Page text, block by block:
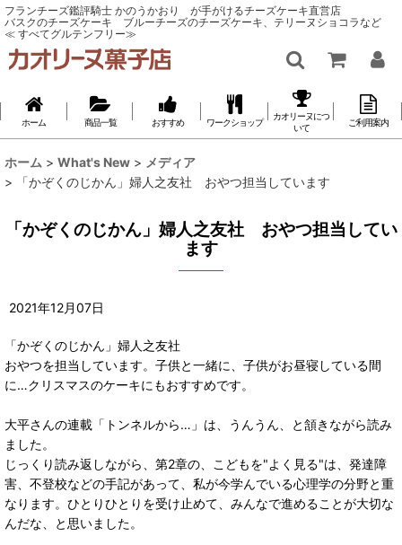
フランチーズ鑑評騎士 かのうかおり が手がけるチーズケーキ直営店
バスクのチーズケーキ ブルーチーズのチーズケーキ、テリーヌショコラなど
≪ すべてグルテンフリー≫
ホーム 商品一覧 おすすめ ワークショップ
カオリーヌにつ
いて
ご利用案内
ホーム > What's New > メディア
>
「かぞくのじかん」婦人之友社 おやつ担当しています
「かぞくのじかん」婦人之友社 おやつ担当してい
ます
2021年12月07日
「かぞくのじかん」婦人之友社
おやつを担当しています。子供と一緒に、子供がお昼寝している間
に…クリスマスのケーキにもおすすめです。
大平さんの連載「トンネルから…」は、うんうん、と頷きながら読み
ました。
じっくり読み返しながら、第2章の、こどもを"よく見る"は、発達障
害、不登校などの手記があって、私が今学んでいる心理学の分野と重
なります。ひとりひとりを受け止めて、みんなで進めることが大切な
んだな、と思いました。